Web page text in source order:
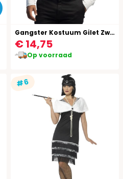
Gangster Kostuum Gilet Zwart Met Witte Strepen
€ 14,75
Op voorraad
#6